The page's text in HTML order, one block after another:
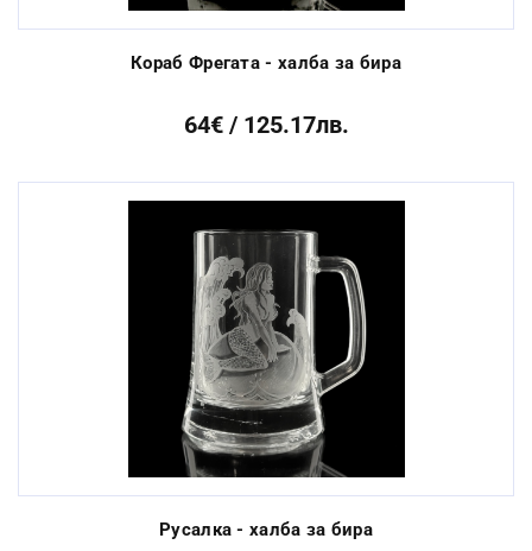
Кораб Фрегата - халба за бира
64€ / 125.17лв.
Русалка - халба за бира